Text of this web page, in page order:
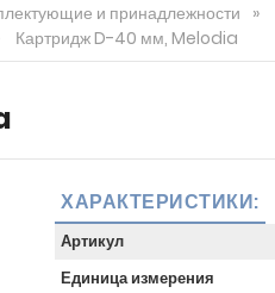
и принадлежности »
Картридж D-40 мм, Melodia
ХАРАКТЕРИСТИКИ:
Артикул
Единица измерения